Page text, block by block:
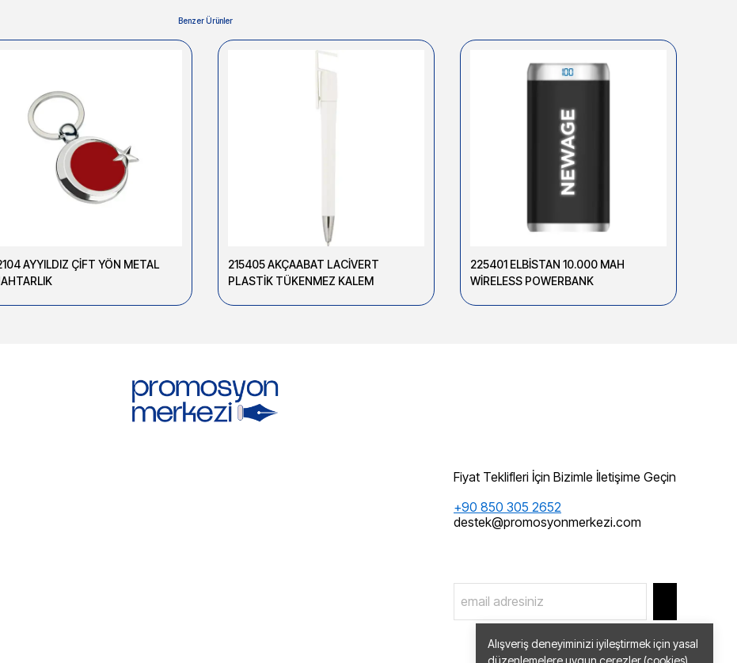
Alışveriş deneyiminizi iyileştirmek için yasal
düzenlemelere uygun çerezler (cookies)
Benzer Ürünler
AYYILDIZ ÇİFT YÖN METAL
215405 AKÇAABAT LACİVERT
PLASTİK TÜKENMEZ KALEM
225401 ELBİSTAN 10.000 MAH
WİRELESS POWERBANK
Fiyat Teklifleri İçin Bizimle İletişime Geçin
+90 850 305 2652
destek@promosyonmerkezi.com